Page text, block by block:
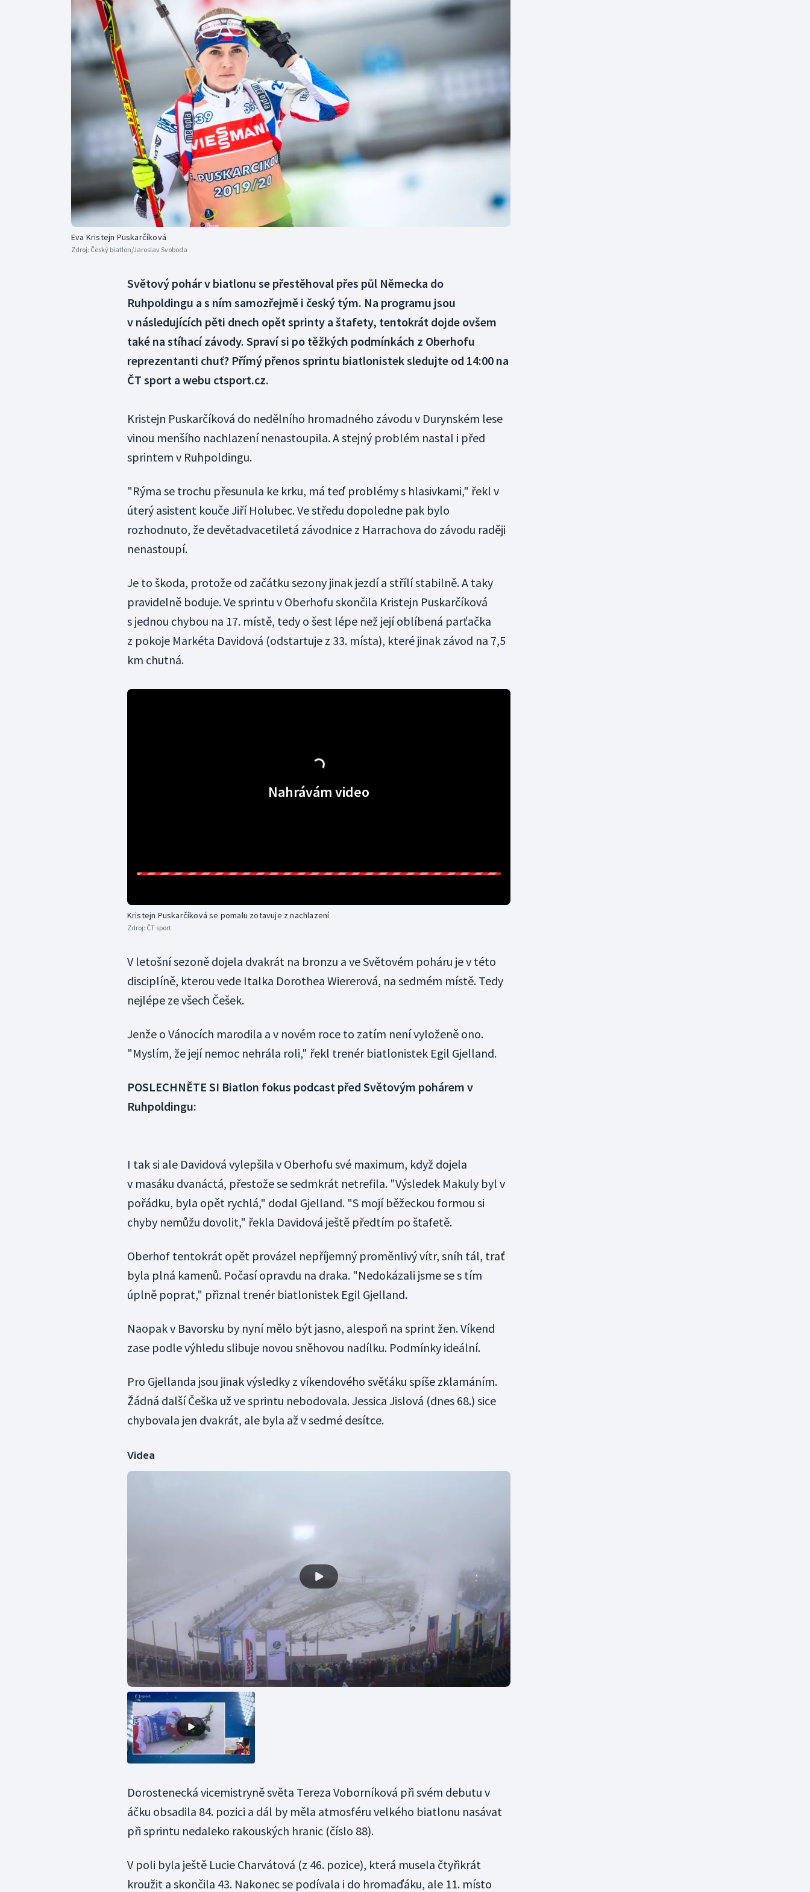
Curling
Dostihy
Florbal
Futsal
Golf
Gymnastika
Olympijské hry
Parasport
Plavání
Plážový volejbal
Triatlon
Vodní slalom
Eva Kristejn Puskarčíková
Zdroj: Český biatlon/Jaroslav Svoboda
Světový pohár v biatlonu se přestěhoval přes půl Německa do
Ruhpoldingu a s ním samozřejmě i český tým. Na programu jsou
v následujících pěti dnech opět sprinty a štafety, tentokrát dojde ovšem
také na stíhací závody. Spraví si po těžkých podmínkách z Oberhofu
reprezentanti chuť? Přímý přenos sprintu biatlonistek sledujte od 14:00 na
ČT sport a webu ctsport.cz.
Kristejn Puskarčíková do nedělního hromadného závodu v Durynském lese
vinou menšího nachlazení nenastoupila. A stejný problém nastal i před
sprintem v Ruhpoldingu.
"Rýma se trochu přesunula ke krku, má teď problémy s hlasivkami," řekl v
úterý asistent kouče Jiří Holubec. Ve středu dopoledne pak bylo
rozhodnuto, že devětadvacetiletá závodnice z Harrachova do závodu raději
nenastoupí.
Je to škoda, protože od začátku sezony jinak jezdí a střílí stabilně. A taky
pravidelně boduje. Ve sprintu v Oberhofu skončila Kristejn Puskarčíková
s jednou chybou na 17. místě, tedy o šest lépe než její oblíbená parťačka
z pokoje Markéta Davidová (odstartuje z 33. místa), které jinak závod na 7,5
km chutná.
Nahrávám video
Kristejn Puskarčíková se pomalu zotavuje z nachlazení
Zdroj: ČT sport
V letošní sezoně dojela dvakrát na bronzu a ve Světovém poháru je v této
disciplíně, kterou vede Italka Dorothea Wiererová, na sedmém místě. Tedy
nejlépe ze všech Češek.
Jenže o Vánocích marodila a v novém roce to zatím není vyloženě ono.
"Myslím, že její nemoc nehrála roli," řekl trenér biatlonistek Egil Gjelland.
POSLECHNĚTE SI Biatlon fokus podcast před Světovým pohárem v
Ruhpoldingu:
I tak si ale Davidová vylepšila v Oberhofu své maximum, když dojela
v masáku dvanáctá, přestože se sedmkrát netrefila. "Výsledek Makuly byl v
pořádku, byla opět rychlá," dodal Gjelland. "S mojí běžeckou formou si
chyby nemůžu dovolit," řekla Davidová ještě předtím po štafetě.
Oberhof tentokrát opět provázel nepříjemný proměnlivý vítr, sníh tál, trať
byla plná kamenů. Počasí opravdu na draka. "Nedokázali jsme se s tím
úplně poprat," přiznal trenér biatlonistek Egil Gjelland.
Naopak v Bavorsku by nyní mělo být jasno, alespoň na sprint žen. Víkend
zase podle výhledu slibuje novou sněhovou nadílku. Podmínky ideální.
Pro Gjellanda jsou jinak výsledky z víkendového svěťáku spíše zklamáním.
Žádná další Češka už ve sprintu nebodovala. Jessica Jislová (dnes 68.) sice
chybovala jen dvakrát, ale byla až v sedmé desítce.
Videa
Dorostenecká vicemistryně světa Tereza Voborníková při svém debutu v
áčku obsadila 84. pozici a dál by měla atmosféru velkého biatlonu nasávat
při sprintu nedaleko rakouských hranic (číslo 88).
V poli byla ještě Lucie Charvátová (z 46. pozice), která musela čtyřikrát
kroužit a skončila 43. Nakonec se podívala i do hromaďáku, ale 11. místo